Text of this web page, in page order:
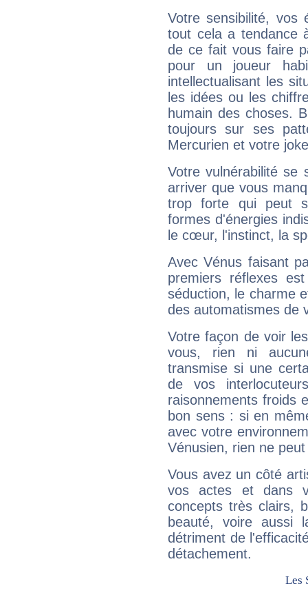
Votre sensibilité,
tout cela a tendance
de ce fait vous faire
pour un joueur
intellectualisant les
les idées ou les
humain des choses.
toujours sur ses
Mercurien et votre
Votre vulnérabilité se
arriver que vous
trop forte qui peut
formes d'énergies
le cœur, l'instinct, la
Avec Vénus faisant
premiers réflexes
séduction, le charme
des automatismes de
Votre façon de voir
vous, rien ni
transmise si une
de vos
raisonnements froids
bon sens : si en
avec votre
Vénusien, rien ne
Vous avez un côté
vos actes et dans
concepts très clairs,
beauté, voire aussi
détriment de
détachement.